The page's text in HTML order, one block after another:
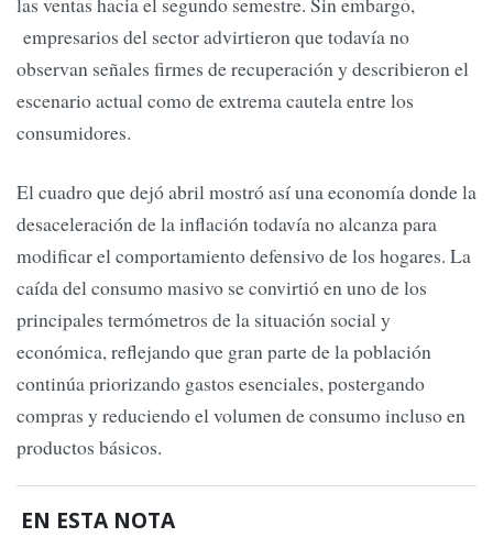
empresarios del sector advirtieron que todavía no
observan señales firmes de recuperación y describieron el
escenario actual como de extrema cautela entre los
consumidores.
El cuadro que dejó abril mostró así una economía donde la
desaceleración de la inflación todavía no alcanza para
modificar el comportamiento defensivo de los hogares. La
caída del consumo masivo se convirtió en uno de los
principales termómetros de la situación social y
económica, reflejando que gran parte de la población
continúa priorizando gastos esenciales, postergando
compras y reduciendo el volumen de consumo incluso en
productos básicos.
EN ESTA NOTA